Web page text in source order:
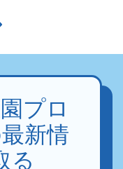
プロ
新情
る